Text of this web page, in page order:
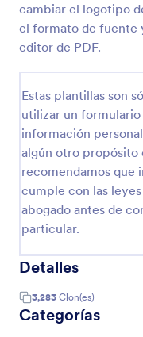
cambiar el logotipo
el formato de fuente
editor de PDF.
Estas plantillas son
utilizar un
información
algún otro propósito
recomendamos que
cumple con las
abogado antes de
particular.
Detalles
3,283 Clon(es)
Categorías